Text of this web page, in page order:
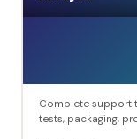
Complete support
tests, packaging,